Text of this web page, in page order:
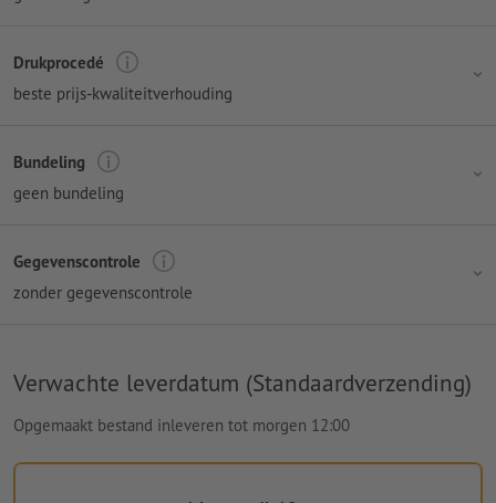
Drukprocedé
beste prijs-kwaliteitverhouding
Bundeling
geen bundeling
Gegevenscontrole
zonder gegevenscontrole
Verwachte leverdatum (Standaardverzending)
Opgemaakt bestand inleveren tot morgen 12:00